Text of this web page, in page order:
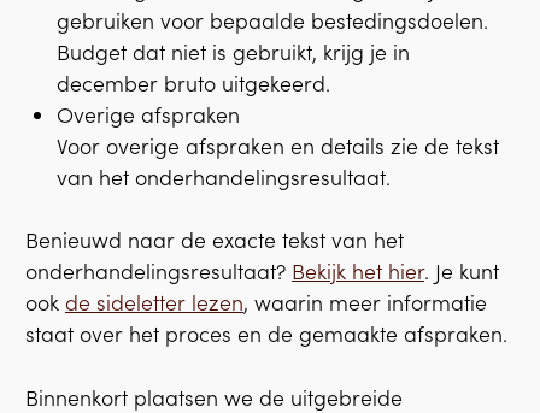
gebruiken voor bepaalde bestedingsdoelen.
Budget dat niet is gebruikt, krijg je in
december bruto uitgekeerd.
Overige afspraken
Voor overige afspraken en details zie de tekst
van het onderhandelingsresultaat.
Benieuwd naar de exacte tekst van het
onderhandelingsresultaat? Bekijk het hier. Je kunt
ook de sideletter lezen, waarin meer informatie
staat over het proces en de gemaakte afspraken.
Binnenkort plaatsen we de uitgebreide